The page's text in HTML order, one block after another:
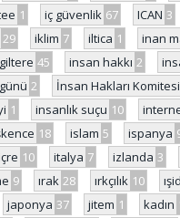
1 iç güvenlik 67 ICAN 3
29 iklim 7 iltica 1 inan
45 insan hakkı 2
2 İnsan Hakları Komitesi
1 insanlık suçu 10
18 islam 5 ispanya
10 italya 7 izlanda 3
9 ırak 28 ırkçılık 10 ışid
japonya 37 jitem 1 kadın